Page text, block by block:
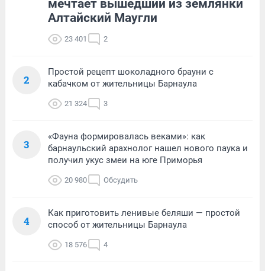
мечтает вышедший из землянки
Алтайский Маугли
23 401 2
2
Простой рецепт шоколадного брауни с
кабачком от жительницы Барнаула
21 324 3
3
«Фауна формировалась веками»: как
барнаульский арахнолог нашел нового паука и
получил укус змеи на юге Приморья
20 980 Обсудить
4
Как приготовить ленивые беляши — простой
способ от жительницы Барнаула
18 576 4